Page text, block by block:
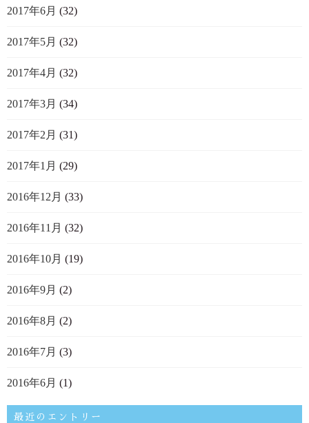
2017年6月 (32)
2017年5月 (32)
2017年4月 (32)
2017年3月 (34)
2017年2月 (31)
2017年1月 (29)
2016年12月 (33)
2016年11月 (32)
2016年10月 (19)
2016年9月 (2)
2016年8月 (2)
2016年7月 (3)
2016年6月 (1)
最近のエントリー